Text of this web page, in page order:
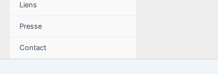
Liens
Presse
Contact